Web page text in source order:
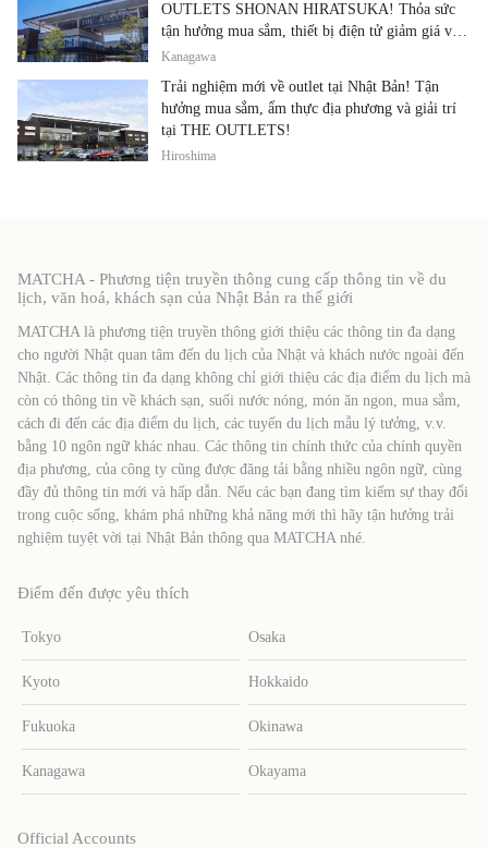
OUTLETS SHONAN HIRATSUKA! Thỏa sức
tận hưởng mua sắm, thiết bị điện tử giảm giá và
ẩm thực địa phương tại cùng một địa điểm!
Kanagawa
Trải nghiệm mới về outlet tại Nhật Bản! Tận
hưởng mua sắm, ẩm thực địa phương và giải trí
tại THE OUTLETS!
Hiroshima
MATCHA - Phương tiện truyền thông cung cấp thông tin về du
lịch, văn hoá, khách sạn của Nhật Bản ra thế giới
MATCHA là phương tiện truyền thông giới thiệu các thông tin đa dạng
cho người Nhật quan tâm đến du lịch của Nhật và khách nước ngoài đến
Nhật. Các thông tin đa dạng không chỉ giới thiệu các địa điểm du lịch mà
còn có thông tin về khách sạn, suối nước nóng, món ăn ngon, mua sắm,
cách đi đến các địa điểm du lịch, các tuyến du lịch mẫu lý tưởng, v.v.
bằng 10 ngôn ngữ khác nhau. Các thông tin chính thức của chính quyền
địa phương, của công ty cũng được đăng tải bằng nhiều ngôn ngữ, cùng
đầy đủ thông tin mới và hấp dẫn. Nếu các bạn đang tìm kiếm sự thay đổi
trong cuộc sống, khám phá những khả năng mới thì hãy tận hưởng trải
nghiệm tuyệt vời tại Nhật Bản thông qua MATCHA nhé.
Điểm đến được yêu thích
Tokyo Osaka
Kyoto Hokkaido
Fukuoka Okinawa
Kanagawa Okayama
Official Accounts